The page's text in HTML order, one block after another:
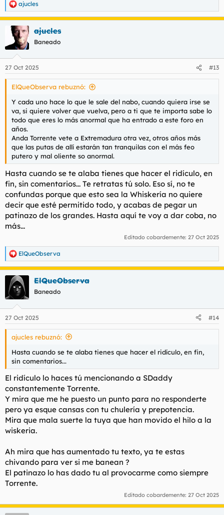
R
e
a
c
i
e
s
ajucles
ajucles
Baneado
27 Oct 2025 #13
ElQueObserva rebuznó:
Y cada uno hace lo que le sale del nabo, cuando quiera irse se
va, si quiere volver que vuelva, pero a ti que te importa sabe lo
todo que eres lo más anormal que ha entrado a este foro en
años.
Anda Torrente vete a Extremadura otra vez, otros años más
que las putas de allí estarán tan tranquilas con el más feo
putero y mal oliente so anormal.
Hasta cuando se te alaba tienes que hacer el ridículo, en
fin, sin comentarios... Te retratas tú solo. Eso sí, no te
confundas porque que esto sea la Whiskería no quiere
decir que esté permitido todo, y acabas de pegar un
patinazo de los grandes. Hasta aquí te voy a dar coba, no
más...
Editado cobardemente: 27 Oct 2025
R
e
c
c
i
e
s
ElQueObserva
ElQueObserva
Baneado
27 Oct 2025 #14
ajucles rebuznó:
Hasta cuando se te alaba tienes que hacer el ridículo, en fin,
sin comentarios...
El ridículo lo haces tú mencionando a SDaddy
constantemente Torrente.
Y mira que me he puesto un punto para no responderte
pero ya esque cansas con tu chulería y prepotencia.
Mira que mala suerte la tuya que han movido el hilo a la
wiskeria.
Ah mira que has aumentado tu texto, ya te estas
chivando para ver si me banean ?
El patinazo lo has dado tu al provocarme como siempre
Torrente.
Editado cobardemente: 27 Oct 2025